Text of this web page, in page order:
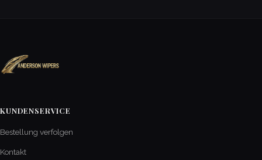
KUNDENSERVICE
Bestellung verfolgen
Kontakt